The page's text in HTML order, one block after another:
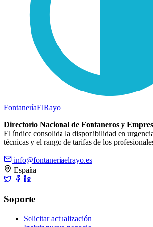
FontaneríaElRayo
Directorio Nacional de Fontaneros y
El índice consolida la disponibilidad en
técnicas y el rango de tarifas de los
info@fontaneriaelrayo.es
España
Soporte
Solicitar actualización